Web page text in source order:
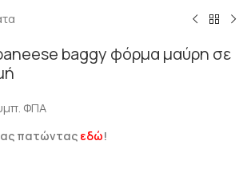
baggy φόρμα μαύρη σε
ΦΠΑ
πατώντας εδώ!